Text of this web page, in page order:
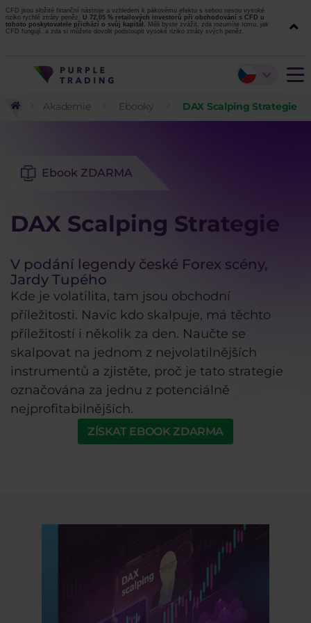
CFD jsou složité finanční nástroje a vzhledem k pákovému efektu s sebou nesou vysoké
riziko rychlé ztráty peněz. U 72,05 % retailových investorů při obchodování s CFD u
tohoto poskytovatele přichází o svůj kapitál. Měli byste zvážit, zda rozumíte tomu, jak
CFD fungují, a zda si můžete dovolit podstoupit vysoké riziko ztráty svých peněz.
Akademie Ebooky DAX Scalping Strategie
Ebook ZDARMA
DAX Scalping Strategie
V podání legendy české Forex scény,
Jardy Tupého
Kde je volatilita, tam jsou obchodní
příležitosti. Navíc kdo skalpuje, má těchto
příležitostí i několik za den. Naučte se
skalpovat na jednom z nejvolatilnějších
instrumentů a zjistěte, proč je tato strategie
označována za jednu z potenciálně
nejprofitabilnějších.
ZÍSKAT EBOOK ZDARMA